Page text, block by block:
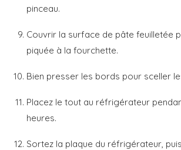
pinceau.
Couvrir la surface de pâte feuilletée
piquée à la fourchette.
Bien presser les bords pour sceller
Placez le tout au réfrigérateur
heures.
Sortez la plaque du réfrigérateur,